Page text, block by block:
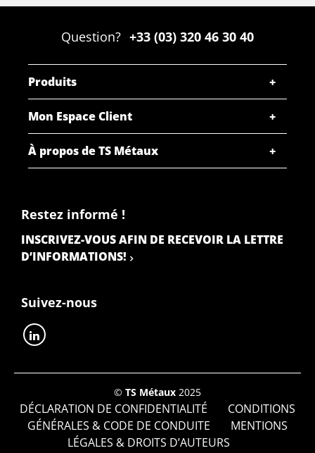
Question? +33 (03) 320 46 30 40
Produits
Mon Espace Client
À propos de TS Métaux
Restez informé !
INSCRIVEZ-VOUS AFIN DE RECEVOIR LA LETTRE
D’INFORMATIONS!
Suivez-nous
© TS Métaux 2025
DÉCLARATION DE CONFIDENTIALITÉ
CONDITIONS
GÉNÉRALES & CODE DE CONDUITE
MENTIONS
LÉGALES & DROITS D’AUTEURS